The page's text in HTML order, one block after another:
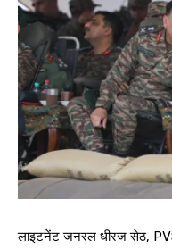
लाइटनेंट जनरल धीरज सेठ,